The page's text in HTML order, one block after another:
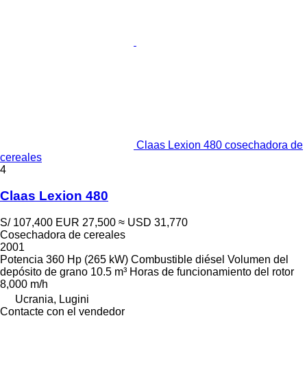
Claas Lexion 480 cosechadora de
cereales
4
Claas Lexion 480
S/ 107,400 EUR 27,500 ≈ USD 31,770
Cosechadora de cereales
2001
Potencia 360 Hp (265 kW) Combustible diésel Volumen del
depósito de grano 10.5 m³ Horas de funcionamiento del rotor
8,000 m/h
Ucrania, Lugini
Contacte con el vendedor